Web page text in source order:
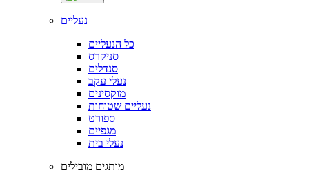
נעליים
כל הנעליים
סניקרס
סנדלים
נעלי עקב
מוקסינים
נעליים שטוחות
ספורט
מגפיים
נעלי בית
מותגים מובילים